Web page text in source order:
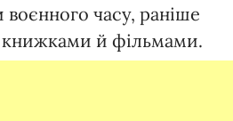
часу, раніше
книжками й фільмами.